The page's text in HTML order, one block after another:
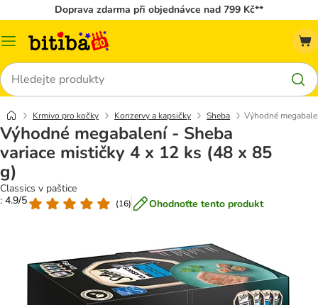
Doprava zdarma při objednávce nad 799 Kč**
Kategorie
Hledat
Krmivo pro kočky Konzervy a kapsičky Sheba Výhodné
Výhodné megabalení - Sheba
variace mističky 4 x 12 ks (48 x 85
g)
Classics v paštice
: 4.9/5
(16) Ohodnoťte tento produkt